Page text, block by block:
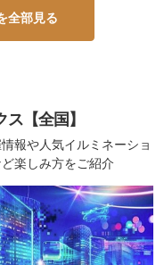
全部見る
【全国】
報や人気イルミネーショ
楽しみ方をご紹介